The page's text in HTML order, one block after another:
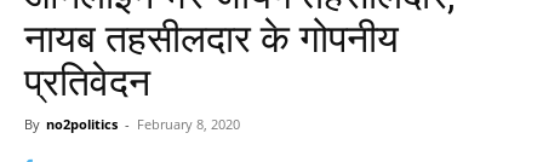
नायब तहसीलदार के गोपनीय
प्रतिवेदन
By no2politics - February 8, 2020